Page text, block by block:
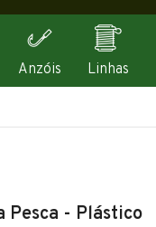
Anzóis Linhas
Pesca - Plástico